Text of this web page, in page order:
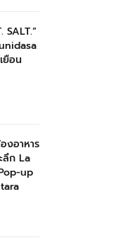
SALT.”
ยือน
งอาหาร
ลึก La
up